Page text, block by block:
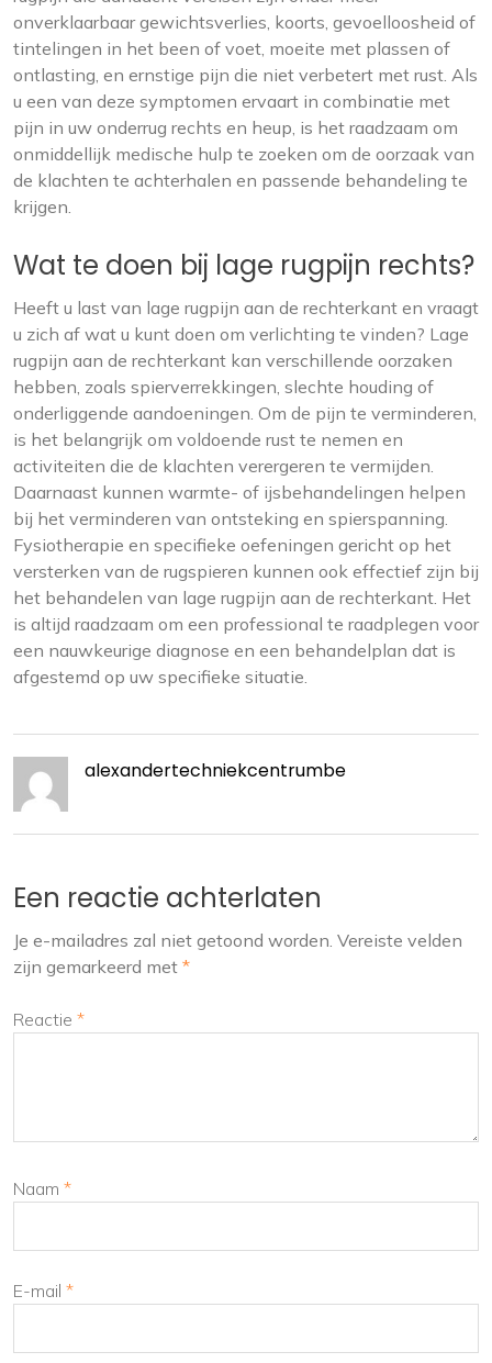
onverklaarbaar gewichtsverlies, koorts, gevoelloosheid of
tintelingen in het been of voet, moeite met plassen of
ontlasting, en ernstige pijn die niet verbetert met rust. Als
u een van deze symptomen ervaart in combinatie met
pijn in uw onderrug rechts en heup, is het raadzaam om
onmiddellijk medische hulp te zoeken om de oorzaak van
de klachten te achterhalen en passende behandeling te
krijgen.
Wat te doen bij lage rugpijn rechts?
Heeft u last van lage rugpijn aan de rechterkant en vraagt
u zich af wat u kunt doen om verlichting te vinden? Lage
rugpijn aan de rechterkant kan verschillende oorzaken
hebben, zoals spierverrekkingen, slechte houding of
onderliggende aandoeningen. Om de pijn te verminderen,
is het belangrijk om voldoende rust te nemen en
activiteiten die de klachten verergeren te vermijden.
Daarnaast kunnen warmte- of ijsbehandelingen helpen
bij het verminderen van ontsteking en spierspanning.
Fysiotherapie en specifieke oefeningen gericht op het
versterken van de rugspieren kunnen ook effectief zijn bij
het behandelen van lage rugpijn aan de rechterkant. Het
is altijd raadzaam om een professional te raadplegen voor
een nauwkeurige diagnose en een behandelplan dat is
afgestemd op uw specifieke situatie.
alexandertechniekcentrumbe
Een reactie achterlaten
Je e-mailadres zal niet getoond worden. Vereiste velden
zijn gemarkeerd met *
Reactie *
Naam *
E-mail *